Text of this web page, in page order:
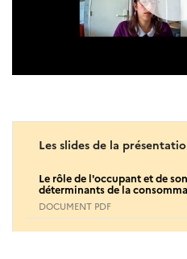
Les slides de la
Le rôle de l'occupant et de
déterminants de la
DOCUMENT PDF